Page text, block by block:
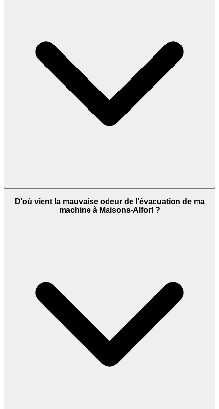
D'où vient la mauvaise odeur de l'évacuation de ma
machine à Maisons-Alfort ?